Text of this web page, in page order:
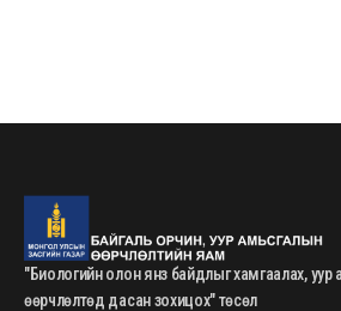
"Биологийн олон янз байдлыг хамгаалах, уур
өөрчлөлтөд дасан зохицох" төсөл